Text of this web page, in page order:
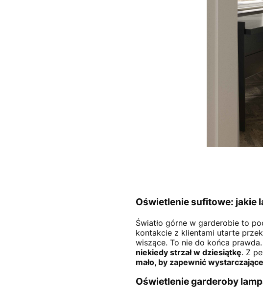
Oświetlenie sufitowe: jakie
Światło górne w garderobie to
kontakcie z klientami utarte
wiszące. To nie do końca
niekiedy strzał w dziesiątkę. Z
mało, by zapewnić
Oświetlenie garderoby